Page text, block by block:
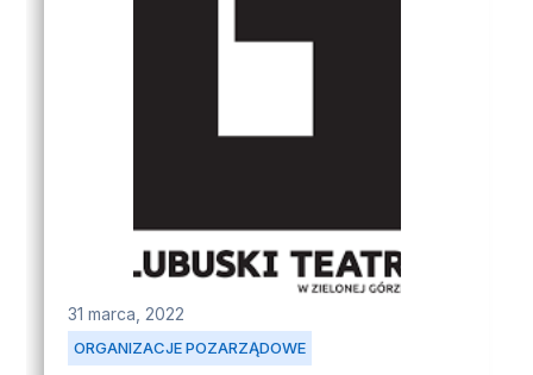
ORGANIZACJE POZARZĄDOWE
31 marca, 2022